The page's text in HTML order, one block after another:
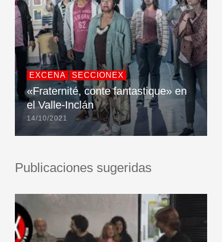
EXCENA SECCIONEX
«Fraternité, conte fantastique» en
el Valle-Inclán
14/10/2021
Publicaciones sugeridas